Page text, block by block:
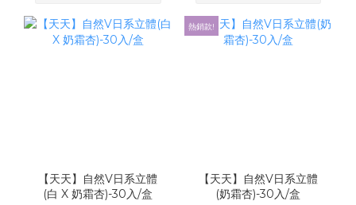
【天天】自然V日系立體
(白 X 奶霜杏)-30入/盒
熱銷款!
【天天】自然V日系立體
(奶霜杏)-30入/盒